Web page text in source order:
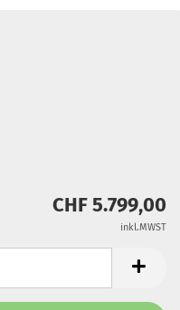
CHF 5.799,00
inkl.MWST